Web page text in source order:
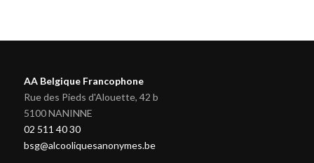
AA Belgique Francophone
Rue des Pieds d'Alouette, 42 b
5100 NANINNE
02 511 40 30
bsg@alcooliquesanonymes.be